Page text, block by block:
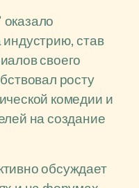
став
своего
росту
комедии и
на создание
обсуждает